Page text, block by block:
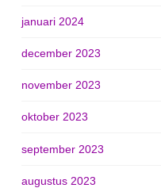
januari 2024
december 2023
november 2023
oktober 2023
september 2023
augustus 2023